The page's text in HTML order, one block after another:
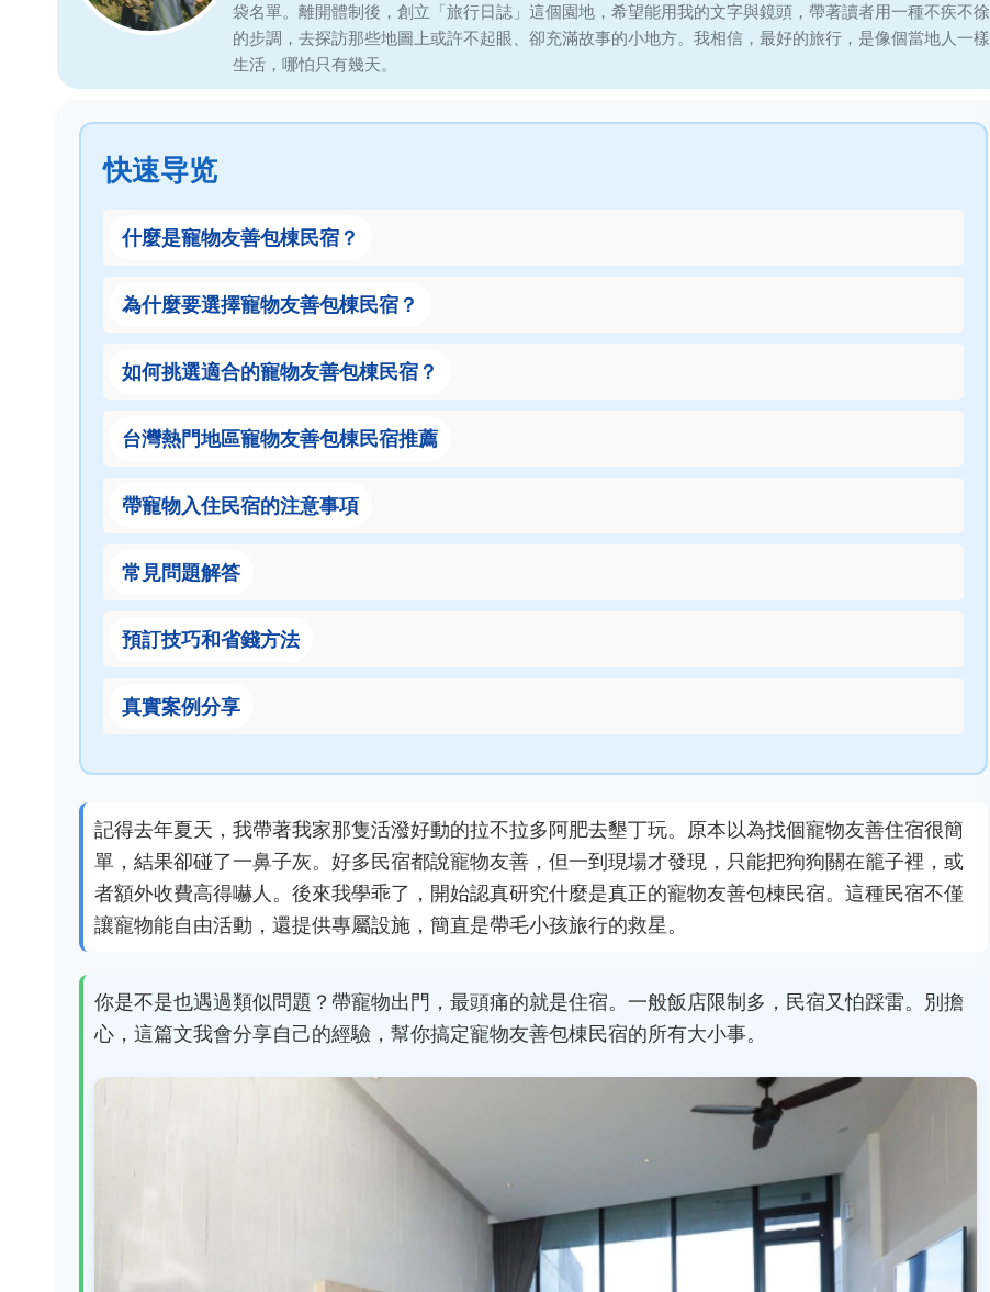
袋名單。離開體制後，創立「旅行日誌」這個園地，希望能用我的文字與鏡頭，帶著讀者用一種不疾不徐
的步調，去探訪那些地圖上或許不起眼、卻充滿故事的小地方。我相信，最好的旅行，是像個當地人一樣
生活，哪怕只有幾天。
快速导览
什麼是寵物友善包棟民宿？
為什麼要選擇寵物友善包棟民宿？
如何挑選適合的寵物友善包棟民宿？
台灣熱門地區寵物友善包棟民宿推薦
帶寵物入住民宿的注意事項
常見問題解答
預訂技巧和省錢方法
真實案例分享
記得去年夏天，我帶著我家那隻活潑好動的拉不拉多阿肥去墾丁玩。原本以為找個寵物友善住宿很簡
單，結果卻碰了一鼻子灰。好多民宿都說寵物友善，但一到現場才發現，只能把狗狗關在籠子裡，或
者額外收費高得嚇人。後來我學乖了，開始認真研究什麼是真正的寵物友善包棟民宿。這種民宿不僅
讓寵物能自由活動，還提供專屬設施，簡直是帶毛小孩旅行的救星。
你是不是也遇過類似問題？帶寵物出門，最頭痛的就是住宿。一般飯店限制多，民宿又怕踩雷。別擔
心，這篇文我會分享自己的經驗，幫你搞定寵物友善包棟民宿的所有大小事。